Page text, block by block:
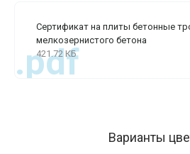
Сертификат на плиты бетонные
мелкозернистого бетона
421.72 КБ
.pdf
Варианты